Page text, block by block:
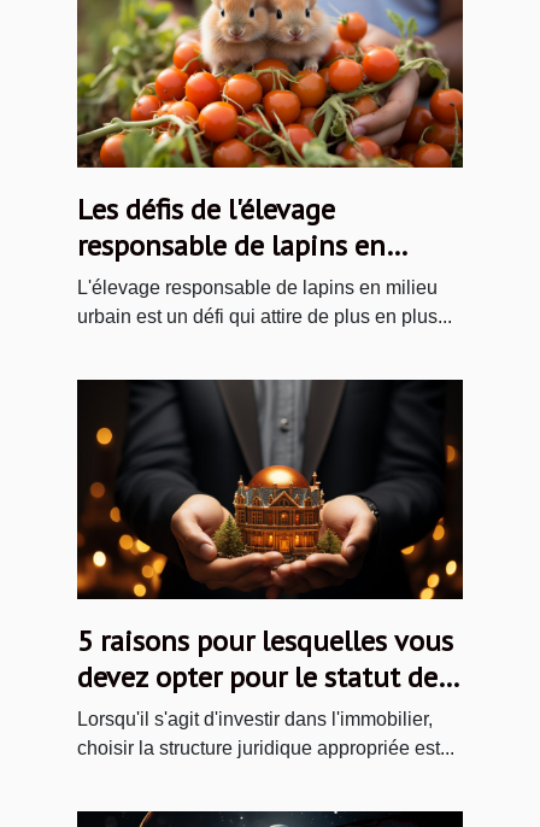
Les défis de l'élevage
responsable de lapins en
milieu urbain
L'élevage responsable de lapins en milieu
urbain est un défi qui attire de plus en plus...
5 raisons pour lesquelles vous
devez opter pour le statut de
Société Civile immobilière
(SCI)
Lorsqu'il s'agit d'investir dans l'immobilier,
choisir la structure juridique appropriée est...